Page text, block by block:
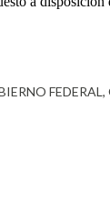
FEDERAL